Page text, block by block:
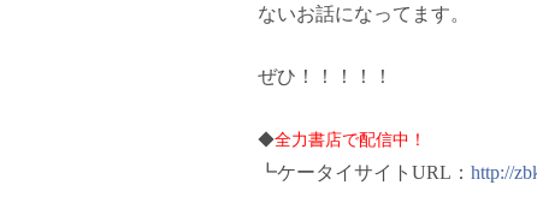
ないお話になってます。
ぜひ！！！！！
◆全力書店で配信中！
┗ケータイサイトURL： http://